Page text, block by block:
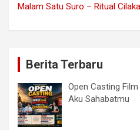
Malam Satu Suro – Ritual
Berita Terbaru
Open Casting
Aku Sahabatmu